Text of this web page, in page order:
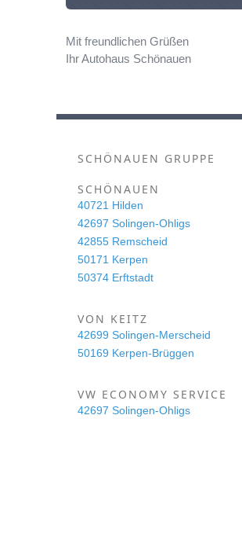
Mit freundlichen Grüßen
Ihr Autohaus Schönauen
SCHÖNAUEN GRUPPE
SCHÖNAUEN
40721 Hilden
42697 Solingen-Ohligs
42855 Remscheid
50171 Kerpen
50374 Erftstadt
VON KEITZ
42699 Solingen-Merscheid
50169 Kerpen-Brüggen
VW ECONOMY SERVICE
42697 Solingen-Ohligs